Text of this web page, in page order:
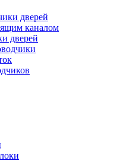
дверей
каналом
дверей